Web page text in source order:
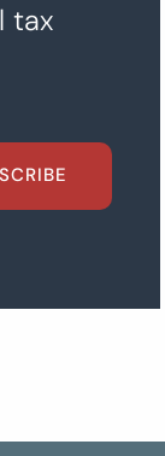
tax